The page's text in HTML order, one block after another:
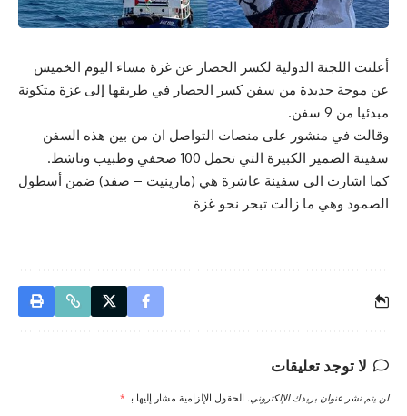
أعلنت اللجنة الدولية لكسر الحصار عن غزة مساء اليوم الخميس
عن موجة جديدة من سفن كسر الحصار في طريقها إلى غزة متكونة
مبدئيا من 9 سفن.
وقالت في منشور على منصات التواصل ان من بين هذه السفن
سفينة الضمير الكبيرة التي تحمل 100 صحفي وطبيب وناشط.
كما اشارت الى سفينة عاشرة هي (مارينيت – صفد) ضمن أسطول
الصمود وهي ما زالت تبحر نحو غزة
لا توجد تعليقات
لن يتم نشر عنوان بريدك الإلكتروني. الحقول الإلزامية مشار إليها بـ *